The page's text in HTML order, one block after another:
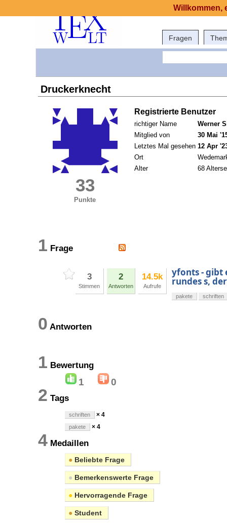
Fragen
Druckerknecht
33
Punkte
Registrierte Benutzer
richtiger Name
Werner
Mitglied von
30 Mai
Letztes Mal gesehen 12 Apr
Ort
Alter
68
1 Frage
3
Stimmen
2
Antworten
14.5k
Aufrufe
yfonts - gibt
rundes s,
pakete schriften
0 Antworten
1 Bewertung
1 0
2 Tags
schriften × 4
pakete × 4
4 Medaillen
● Beliebte Frage
● Bemerkenswerte Frage
● Hervorragende Frage
● Student
Willkommen,